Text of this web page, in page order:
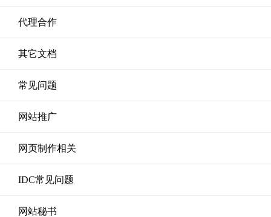
代理合作
其它文档
常见问题
网站推广
网页制作相关
IDC常见问题
网站秘书